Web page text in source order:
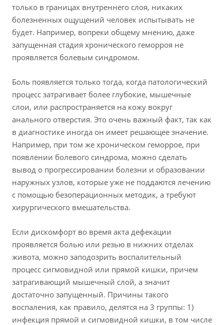
только в границах внутреннего слоя, никаких
болезненных ощущений человек испытывать не
будет. Например, вопреки общему мнению, даже
запущенная стадия хронического геморроя не
проявляется болевым синдромом.
Боль появляется только тогда, когда патологический
процесс затрагивает более глубокие, мышечные
слои, или распространяется на кожу вокруг
анального отверстия. Это очень важный факт, так как
в диагностике иногда он имеет решающее значение.
Например, при том же хроническом геморрое, при
появлении болевого синдрома, можно сделать
вывод о прогрессировании болезни и образовании
наружных узлов, которые уже не поддаются лечению
с помощью безоперационных методик, а требуют
хирургического вмешательства.
Если дискомфорт во время акта дефекации
проявляется болью или резью в нижних отделах
живота, можно заподозрить воспалительный
процесс сигмовидной или прямой кишки, причем
затрагивающий мышечный слой, а значит
достаточно запущенный. Причины такого
воспаления, как правило, делятся на 3 группы: 1)
инфекция прямой и сигмовидной кишки, в том числе